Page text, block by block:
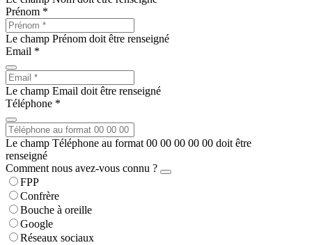
Prénom *
Le champ Prénom doit être renseigné
Email *
Le champ Email doit être renseigné
Téléphone *
Le champ Téléphone au format 00 00 00 00 00 doit être
renseigné
Comment nous avez-vous connu ?
FPP
Confrère
Bouche à oreille
Google
Réseaux sociaux